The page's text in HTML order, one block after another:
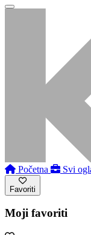
Početna Svi
Favoriti
Moji favoriti